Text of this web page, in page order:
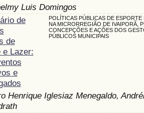
Luis Domingos
de
de
e Lazer:
e
POLÍTICAS PÚBLICAS DE ESPORTE
NA MICRORREGIÃO DE IVAIPORÃ,
CONCEPÇÕES E AÇÕES DOS
PÚBLICOS MUNICIPAIS
Henrique Iglesiaz Menegaldo,